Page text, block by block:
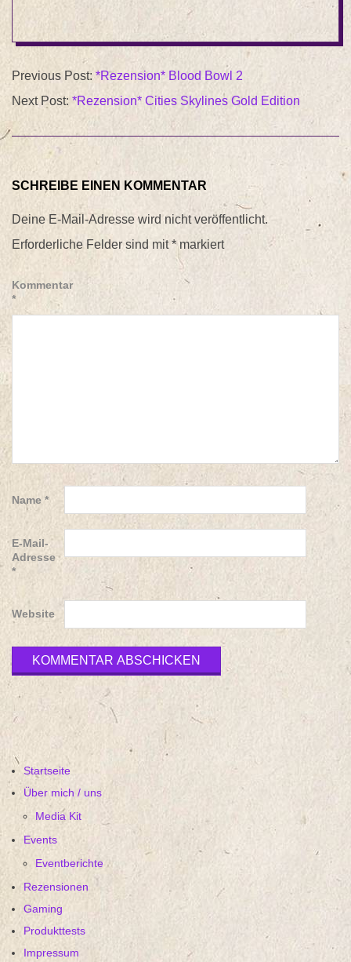
02-
06
Previous Post: *Rezension* Blood Bowl 2
Next Post: *Rezension* Cities Skylines Gold Edition
SCHREIBE EINEN KOMMENTAR
Deine E-Mail-Adresse wird nicht veröffentlicht.
Erforderliche Felder sind mit*markiert
Kommentar
*
Name *
E-Mail-
Adresse
*
Website
Startseite
Über mich / uns
Media Kit
Events
Eventberichte
Rezensionen
Gaming
Produkttests
Impressum